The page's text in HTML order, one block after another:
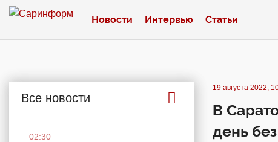
Новости Интервью Статьи
Все новости
02:30
19 августа 2022,
В
день